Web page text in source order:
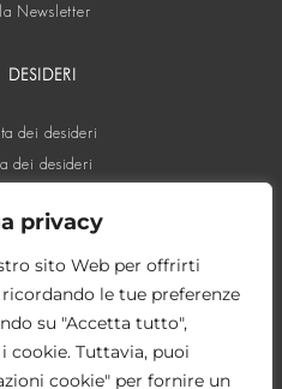
privacy
sito Web per offrirti
le tue preferenze
su "Accetta tutto",
cookie. Tuttavia, puoi
cookie" per fornire un
Newsletter
dei desideri
dei desideri